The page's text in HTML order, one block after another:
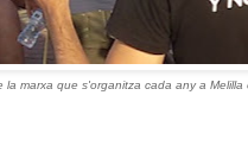
marxa que s'organitza cada any a Melilla